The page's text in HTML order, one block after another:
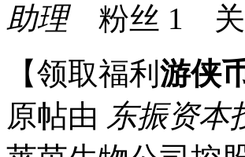
助理粉丝 1 关
【领取福利 游侠
原帖由 东振资本